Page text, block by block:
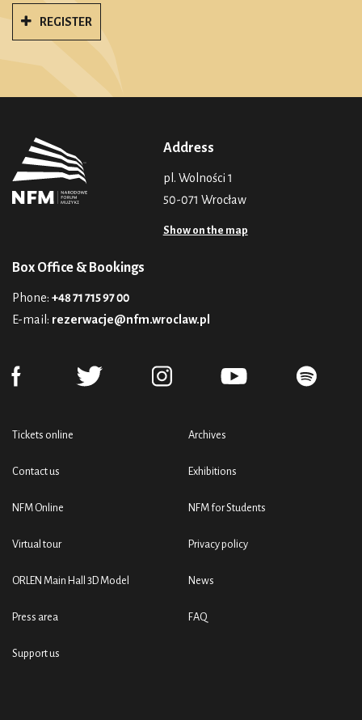
REGISTER
Address
pl. Wolności 1
50-071 Wrocław
Show on the map
Box Office & Bookings
Phone: +48 71 715 97 00
E-mail: rezerwacje@nfm.wroclaw.pl
Tickets online
Contact us
NFM Online
Virtual tour
ORLEN Main Hall 3D Model
Press area
Support us
Archives
Exhibitions
NFM for Students
Privacy policy
News
FAQ